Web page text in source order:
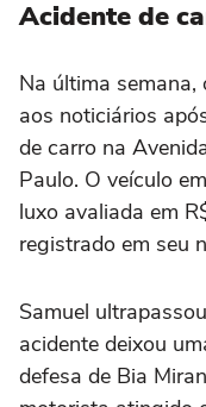
Acidente de
Na última semana,
aos noticiários
de carro na
Paulo. O veículo
luxo avaliada em
registrado em seu
Samuel
acidente deixou
defesa de Bia